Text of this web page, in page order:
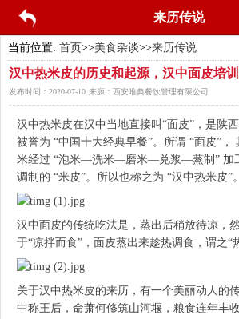
来历传说
当前位置: 首页>>美食杂谈>>来历传说
汉中热米皮的历史和起源，汉中面皮培
发布时间： 2020-07-10 来源： 西安唯典餐饮管理有限公司
汉中热米皮在汉中当地直接叫“面皮”，是陕
被誉为 “中国十大经典早餐”。所谓 “面皮”，
米经过 “泡米―洗米―磨米―兑浆―蒸制” 加
调制的 “米皮”。所以也称之为 “汉中热米皮”。
汉中面皮的传统吃法是，蒸出后稍放待凉，
于“凉拌而食”，面皮蒸出来趁热调食，谓之“
关于汉中热米皮的来历，有一个美丽动人的
中称王后，命萧何修筑山河堰，粮食连年丰